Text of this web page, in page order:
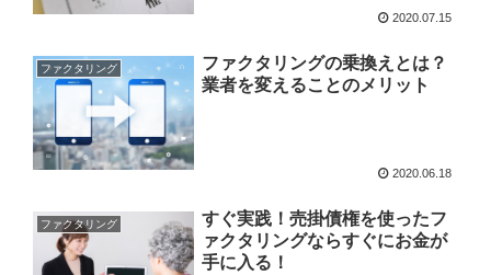
2020.07.15
ファクタリング
ファクタリングの乗換えとは？
業者を変えることのメリット
2020.06.18
ファクタリング
すぐ実践！売掛債権を使ったフ
ァクタリングならすぐにお金が
手に入る！